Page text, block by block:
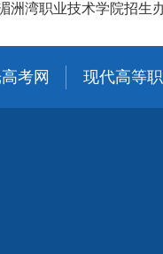
洲湾职业技术学院招生
考网 现代高等